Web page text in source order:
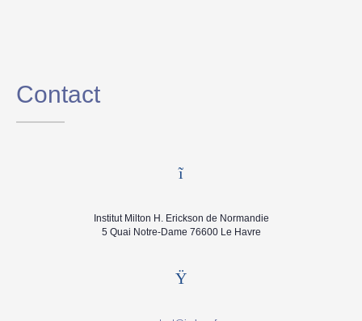
Contact
Institut Milton H. Erickson de Normandie
5 Quai Notre-Dame 76600 Le Havre